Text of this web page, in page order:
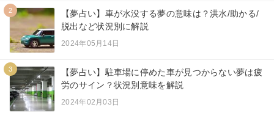
2
【夢占い】車が水没する夢の意味は？洪水/助かる/
脱出など状況別に解説
2024年05月14日
3
【夢占い】駐車場に停めた車が見つからない夢は疲
労のサイン？状況別意味を解説
2024年02月03日